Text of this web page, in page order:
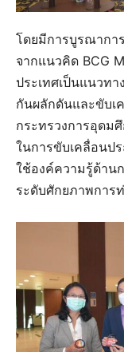
โดยมีการบูรณากา
จากแนวคิด BCG
ประเทศเป็นแนวท
กันผลักดันและขับเ
กระทรวงการอุดม
ในการขับเคลื่อนป
ใช้องค์ความรู้ด้าน
ระดับศักยภาพการ